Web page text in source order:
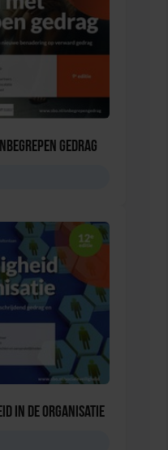
gedrag
in de Organisatie